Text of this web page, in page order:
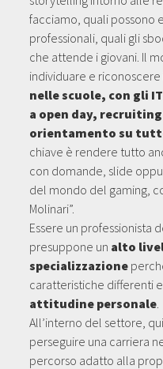
facciamo, quali possono
professionali, quali gli
che attende i giovani. Il
individuare e
nelle scuole, con gli
a open day,
orientamento su
chiave è rendere tutto
con domande, slide
del mondo del gaming,
Molinari”.
Essere un professionista
presuppone un alto
specializzazione
caratteristiche differenti
attitudine personale.
All’interno del settore,
perseguire una carriera
percorso adatto alla